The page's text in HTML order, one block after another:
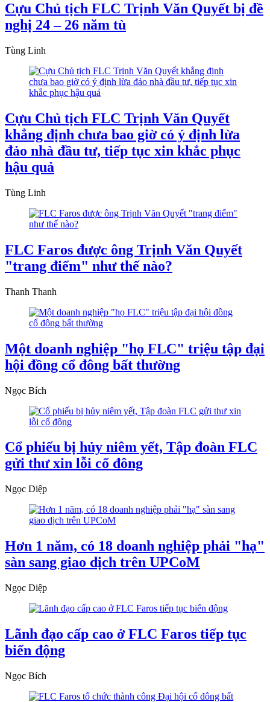
Cựu Chủ tịch FLC Trịnh Văn Quyết bị đề
nghị 24 – 26 năm tù
Tùng Linh
Cựu Chủ tịch FLC Trịnh Văn Quyết
khẳng định chưa bao giờ có ý định lừa
đảo nhà đầu tư, tiếp tục xin khắc phục
hậu quả
Tùng Linh
FLC Faros được ông Trịnh Văn Quyết
"trang điểm" như thế nào?
Thanh Thanh
Một doanh nghiệp "họ FLC" triệu tập đại
hội đồng cổ đông bất thường
Ngọc Bích
Cổ phiếu bị hủy niêm yết, Tập đoàn FLC
gửi thư xin lỗi cổ đông
Ngọc Diệp
Hơn 1 năm, có 18 doanh nghiệp phải "hạ"
sàn sang giao dịch trên UPCoM
Ngọc Diệp
Lãnh đạo cấp cao ở FLC Faros tiếp tục
biến động
Ngọc Bích